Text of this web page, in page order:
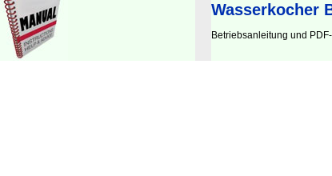
Wasserkocher
Betriebsanleitung und